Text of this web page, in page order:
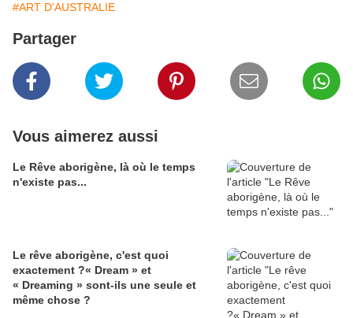
#ART D'AUSTRALIE
Partager
Vous aimerez aussi
Le Rêve aborigène, là où le temps
n'existe pas...
Le rêve aborigène, c'est quoi
exactement ?« Dream » et
« Dreaming » sont-ils une seule et
même chose ?